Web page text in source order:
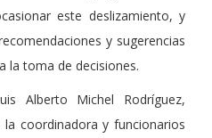
este deslizamiento, y
y sugerencias
la toma de decisiones.
Alberto Michel Rodríguez,
coordinadora y funcionarios